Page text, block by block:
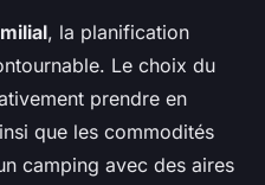
, la planification
Le choix du
prendre en
que les commodités
camping avec des aires